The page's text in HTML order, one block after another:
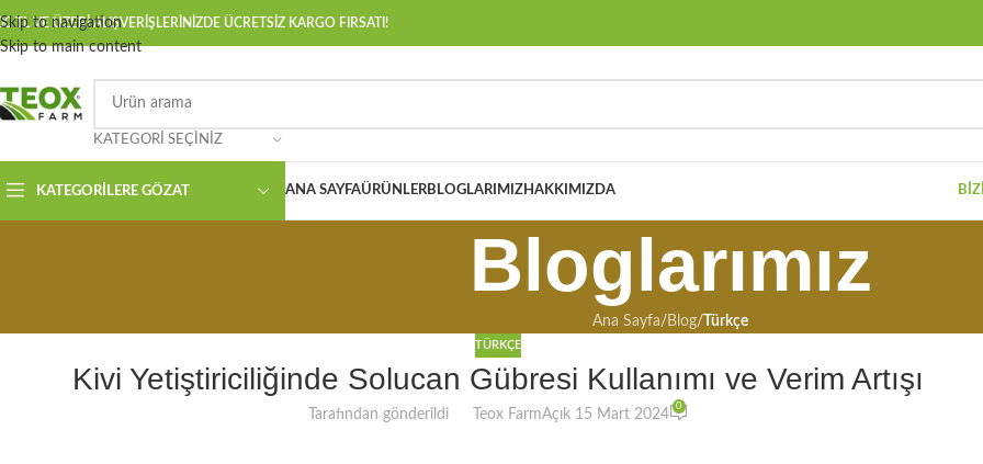
Skip to navigation
Skip to main content
TL VE ÜZERİ ALIŞVERİŞLERİNİZDE ÜCRETSİZ KARGO FIRSATI!
KATEGORI SEÇINIZ
KATEGORILERE GÖZAT ANA SAYFAÜRÜNLERBLOGLARIMIZHAKKIMIZDA
Bloglarımız
Ana Sayfa/ Blog/ Türkçe
TÜRKÇE
Kivi Yetiştiriciliğinde Solucan Gübresi Kullanımı ve Verim Artışı
Tarafından gönderildi Teox FarmAçık 15 Mart 2024
0